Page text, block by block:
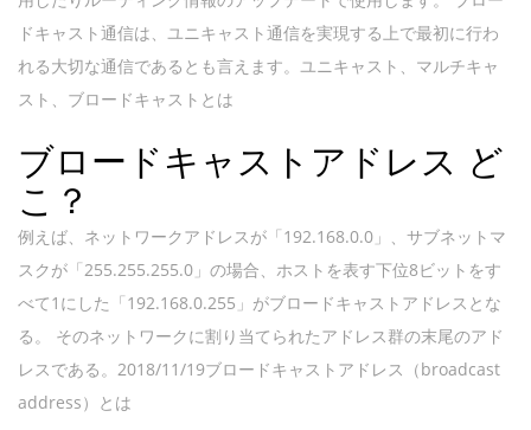
ドキャスト通信は、ユニキャスト通信を実現する上で最初に行わ
れる大切な通信であるとも言えます。ユニキャスト、マルチキャ
スト、ブロードキャストとは
ブロードキャストアドレス ど
こ？
例えば、ネットワークアドレスが「192.168.0.0」、サブネットマ
スクが「255.255.255.0」の場合、ホストを表す下位8ビットをす
べて1にした「192.168.0.255」がブロードキャストアドレスとな
る。 そのネットワークに割り当てられたアドレス群の末尾のアド
レスである。2018/11/19ブロードキャストアドレス（broadcast
address）とは